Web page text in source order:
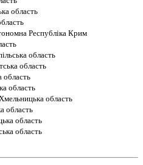
область
Республіка Крим
область
область
область
область
область
область
область
область